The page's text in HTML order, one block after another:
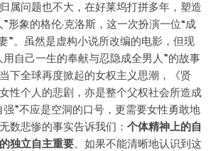
属问题也不大，在好莱坞打拼多年，塑造
形象的格伦·克洛斯，这一次扮演一位“成
”。虽然是虚构小说所改编的电影，但现
用自己一生的奉献与忍隐成全男人”的故事
下全球再度掀起的女权主义思潮，《贤
性个人的悲剧，亦是整个父权社会所造成
强”不应是空洞的口号，更需要女性勇敢地
数悲惨的事实告诉我们： 个体精神上的自
独立自主重要。如果不能清晰地认识到这